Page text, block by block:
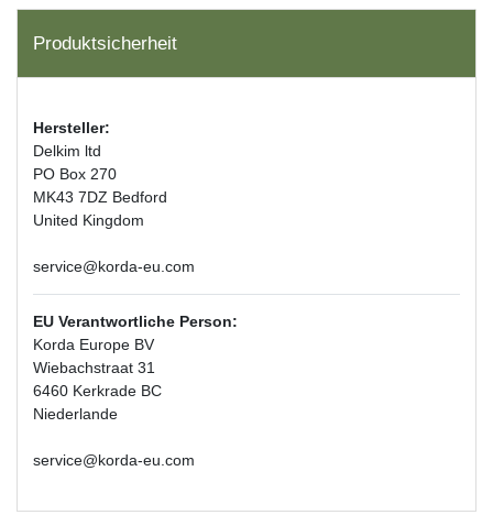
Produktsicherheit
Hersteller:
Delkim ltd
PO Box 270
MK43 7DZ Bedford
United Kingdom
service@korda-eu.com
EU Verantwortliche Person:
Korda Europe BV
Wiebachstraat 31
6460 Kerkrade BC
Niederlande
service@korda-eu.com